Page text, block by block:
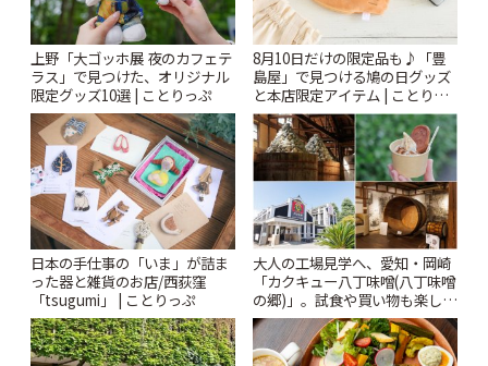
上野「大ゴッホ展 夜のカフェテ
ラス」で見つけた、オリジナル
限定グッズ10選 | ことりっぷ
8月10日だけの限定品も♪「豊
島屋」で見つける鳩の日グッズ
と本店限定アイテム | ことりっ
ぷ
日本の手仕事の「いま」が詰ま
った器と雑貨のお店/西荻窪
「tsugumi」 | ことりっぷ
大人の工場見学へ、愛知・岡崎
「カクキュー八丁味噌(八丁味噌
の郷)」。試食や買い物も楽しみ
♪ | ことりっぷ